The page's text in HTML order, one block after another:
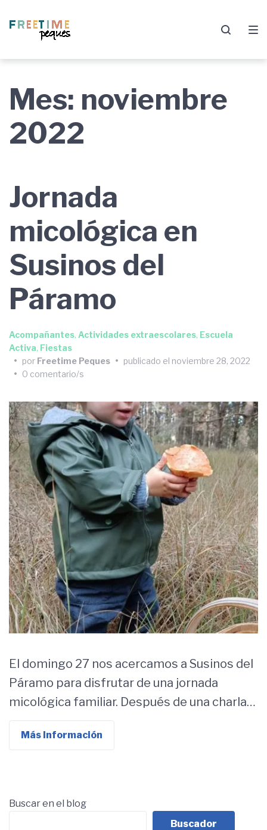
principal
página
Mes: noviembre
2022
Jornada
micológica en
Susinos del
Páramo
Acompañantes, Actividades extraescolares, Escuela
Activa, Fiestas
• por Freetime Peques • publicado el noviembre 28, 2022
• 0 comentario/s
El domingo 27 nos acercamos a Susinos del
Páramo para disfrutar de una jornada
micológica familiar. Después de una charla…
Más Información
Buscar en el blog
Buscador